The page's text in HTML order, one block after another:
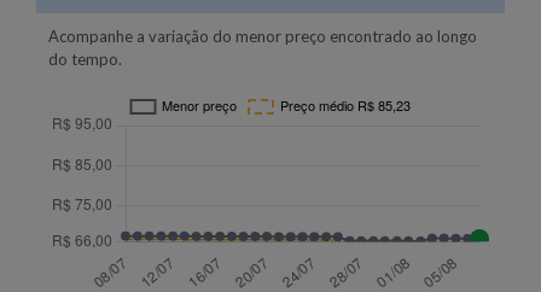
Acompanhe a variação do menor preço encontrado ao longo
do tempo.